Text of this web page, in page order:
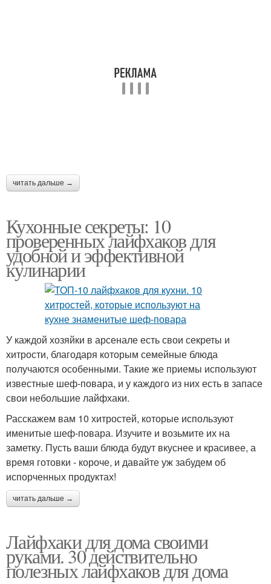
читать дальше →
Кухонные секреты: 10
проверенных лайфхаков для
удобной и эффективной
кулинарии
У каждой хозяйки в арсенале есть свои секреты и
хитрости, благодаря которым семейные блюда
получаются особенными. Такие же приемы используют
известные шеф-повара, и у каждого из них есть в запасе
свои небольшие лайфхаки.
Расскажем вам 10 хитростей, которые используют
именитые шеф-повара. Изучите и возьмите их на
заметку. Пусть ваши блюда будут вкуснее и красивее, а
время готовки - короче, и давайте уж забудем об
испорченных продуктах!
читать дальше →
Лайфхаки для дома своими
руками. 30 действительно
полезных лайфхаков для дома